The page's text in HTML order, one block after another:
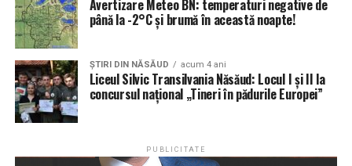
Avertizare Meteo BN: temperaturi negative de
până la -2°C și brumă în această noapte!
ȘTIRI DIN NĂSĂUD acum 4 ani
Liceul Silvic Transilvania Năsăud: Locul I și II la
concursul național „Tineri în pădurile Europei”
PUBLICITATE